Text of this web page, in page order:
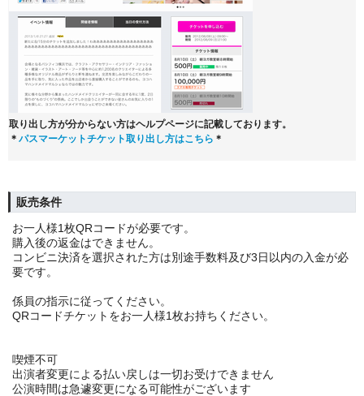
取り出し方が分からない方はヘルプページに記載しております。
＊ パスマーケットチケット取り出し方はこちら ＊
販売条件
お一人様1枚QRコードが必要です。
購入後の返金はできません。
コンビニ決済を選択された方は別途手数料及び3日以内の入金が必
要です。
係員の指示に従ってください。
QRコードチケットをお一人様1枚お持ちください。
喫煙不可
出演者変更による払い戻しは一切お受けできません
公演時間は急遽変更になる可能性がございます